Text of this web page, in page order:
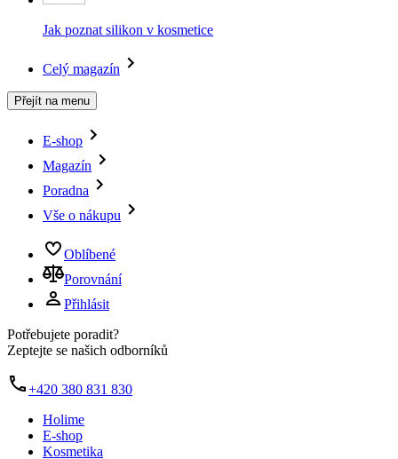
Jak poznat silikon v kosmetice
Celý magazín
Přejít na menu
E-shop
Magazín
Poradna
Vše o nákupu
Oblíbené
Porovnání
Přihlásit
Potřebujete poradit?
Zeptejte se našich odborníků
+420 380 831 830
Holime
E-shop
Kosmetika